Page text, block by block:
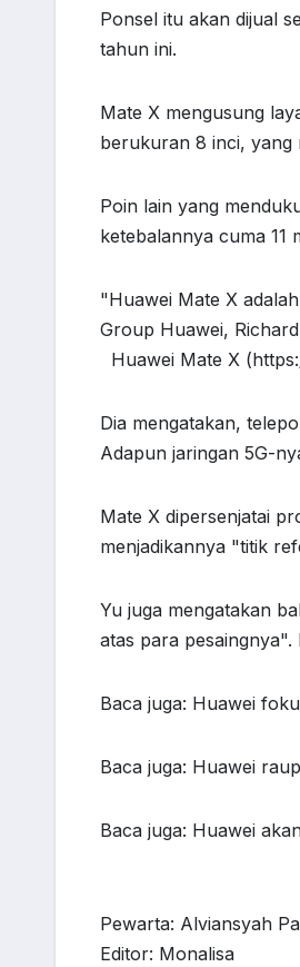
Ponsel itu akan dijual
tahun ini.
Mate X mengusung
berukuran 8 inci, yang
Poin lain yang
ketebalannya cuma 11
"Huawei Mate X
Group Huawei,
Huawei Mate X
Dia mengatakan,
Adapun jaringan 5G-
Mate X dipersenjatai
menjadikannya "titik
Yu juga mengatakan
atas para pesaingnya".
Baca juga: Huawei
Baca juga: Huawei
Baca juga: Huawei
Pewarta: Alviansyah
Editor: Monalisa